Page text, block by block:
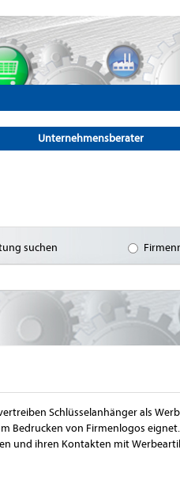
Unternehmensberater
suchen
Schlüsselanhänger als
Bedrucken von Firmenlogos
und ihren Kontakten mit